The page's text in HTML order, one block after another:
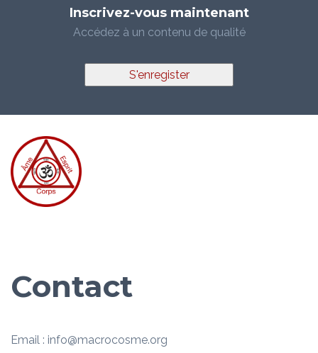
Inscrivez-vous maintenant
Accédez à un contenu de qualité
S'enregister
Contact
Email : info@macrocosme.org